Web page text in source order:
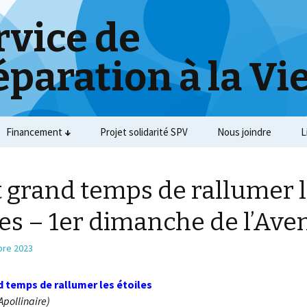
de
à la
Financement Projet solidarité SPV Nous joindre
grand temps de rallumer
– 1er dimanche de
2023
temps de rallumer les étoiles